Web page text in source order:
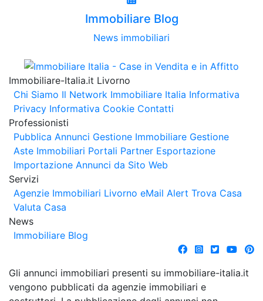
Immobiliare Blog
News immobiliari
Immobiliare-Italia.it Livorno
Chi Siamo Il Network Immobiliare Italia Informativa
Privacy Informativa Cookie Contatti
Professionisti
Pubblica Annunci Gestione Immobiliare Gestione
Aste Immobiliari Portali Partner Esportazione
Importazione Annunci da Sito Web
Servizi
Agenzie Immobiliari Livorno eMail Alert Trova Casa
Valuta Casa
News
Immobiliare Blog
Gli annunci immobiliari presenti su immobiliare-italia.it
vengono pubblicati da agenzie immobiliari e